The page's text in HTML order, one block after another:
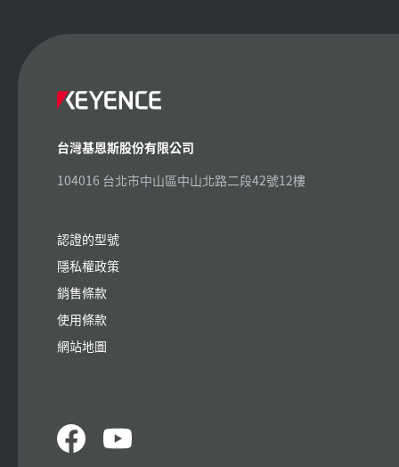
台灣基恩斯股份有限公司
104016 台北市中山區中山北路二段42號12樓
認證的型號
隱私權政策
銷售條款
使用條款
網站地圖